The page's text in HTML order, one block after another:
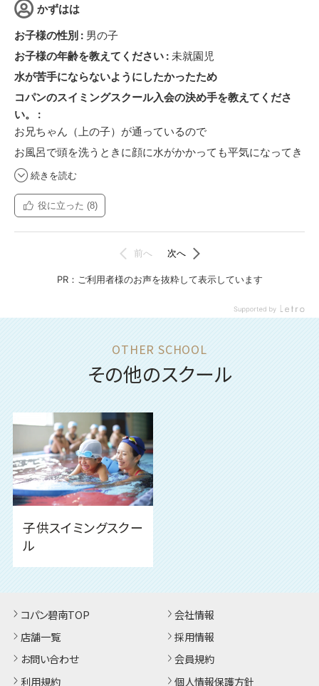
その他のスクール
子供スイミングスクー
ル
コパン碧南TOP
店舗一覧
お問い合わせ
利用規約
会社情報
採用情報
会員規約
個人情報保護方針